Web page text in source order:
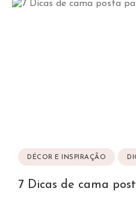
DÉCOR E INSPIRAÇÃO
7 Dicas de cama